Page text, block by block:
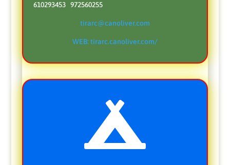
610293453 972560255
tirarc@canoliver.com
WEB: tirarc.canoliver.com/
